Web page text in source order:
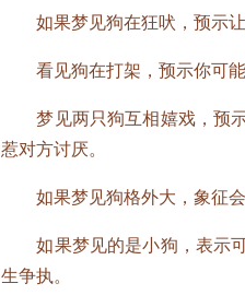
如果梦见狗在狂吠，预示让
看见狗在打架，预示你可能
梦见两只狗互相嬉戏，预示
惹对方讨厌。
如果梦见狗格外大，象征会
如果梦见的是小狗，表示可
生争执。